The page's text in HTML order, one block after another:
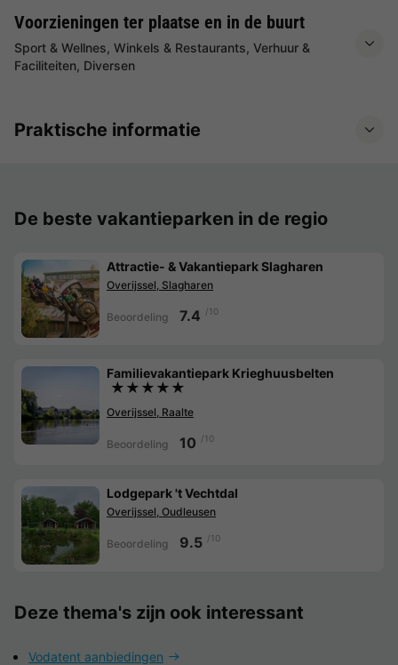
Voorzieningen ter plaatse en in de buurt
Sport & Wellnes, Winkels & Restaurants, Verhuur &
Faciliteiten, Diversen
Praktische informatie
De beste vakantieparken in de regio
Attractie- & Vakantiepark Slagharen
Overijssel, Slagharen
Beoordeling 7.4 /10
Familievakantiepark Krieghuusbelten
★★★★★
Overijssel, Raalte
Beoordeling 10 /10
Lodgepark 't Vechtdal
Overijssel, Oudleusen
Beoordeling 9.5 /10
Deze thema's zijn ook interessant
Vodatent aanbiedingen